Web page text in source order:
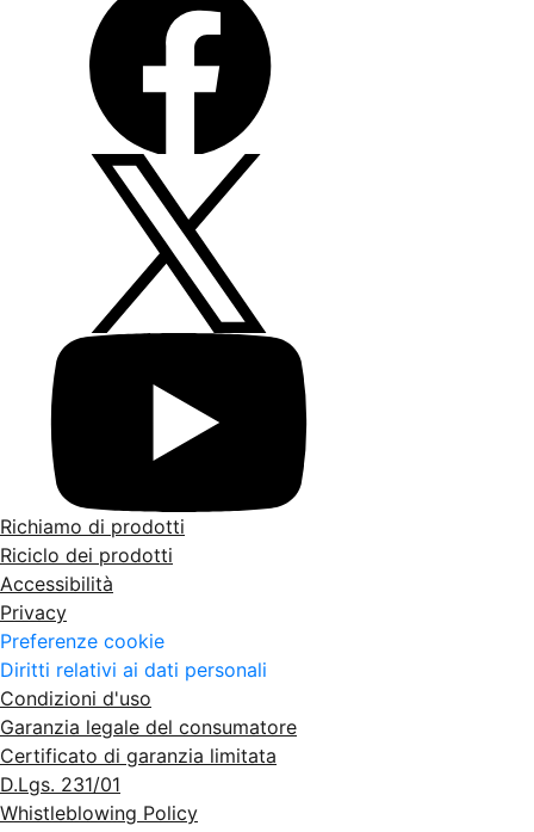
Richiamo di prodotti
Riciclo dei prodotti
Accessibilità
Privacy
Preferenze cookie
Diritti relativi ai dati personali
Condizioni d'uso
Garanzia legale del consumatore
Certificato di garanzia limitata
D.Lgs. 231/01
Whistleblowing Policy